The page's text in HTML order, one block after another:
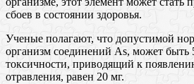
сбоев в состоянии здоровья.
Ученые полагают, что допустимой
организм соединений As, может быть
токсичности, приводящий к
отравления, равен 20 мг.